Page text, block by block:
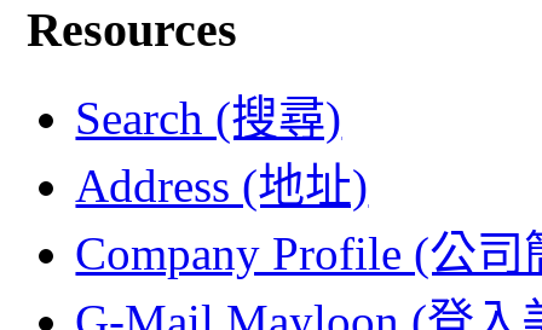
Resources
Search (搜尋)
Address (地址)
Company Profile (公司